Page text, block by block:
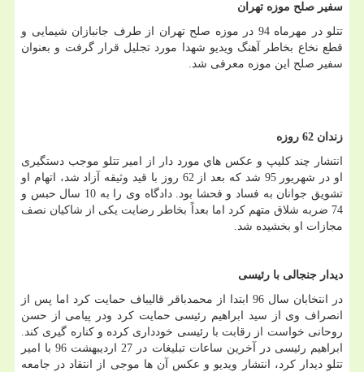
سفیر صلح موزه تهران
تتلو در مهرماه 94 در موزه صلح تهران از طرف جانبازان شیمایی و
قطع نخاع بخاطر آهنگ ویدیو شهدا مورد تجلیل قرار گرفت و بعنوان
سفیر صلح این موزه معرفی شد.
زندان 62 روزه
انتشار چند کلیپ و عکس هاي مورد دار از امیر تتلو موجب دستگیری
او در شهریور 95 شد که بعد از 62 روز با قید وثیقه آزاد شد، اتهام او
تشویق جوانان به فساد و فحشا بود. دادگاه وی را به 10 سال حبس و
74 ضربه شلاق متهم کرد اما بعداً بخاطر رضایت یکی از شاکیان نصف
مجازات او بخشیده شد.
دیدار جنجالی با رئیسی
در انتخابان سال 96 ابتدا از محمدباقر قالیباف حمایت کرد اما پس از
انصراف وی از سید ابراهیم رئیسی حمایت کرد ودر پیامی از حسن
روحانی خواست از رقابت با رئیسی خودداری کرده و کناره گیری کند.
ابراهیم رئیسی در آخرین ساعات تبلیغات در 27 اردیبهشت 96 با امیر
تتلو دیدار کرد، انتشار ویدیو و عکس آن ها موجی از انتقاد در جامعه